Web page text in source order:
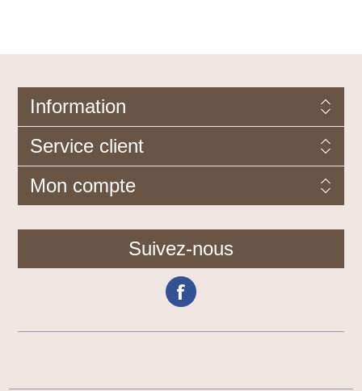
Information
Service client
Mon compte
Suivez-nous